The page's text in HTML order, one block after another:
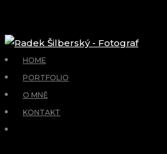
HOME
PORTFOLIO
O MNĚ
KONTAKT